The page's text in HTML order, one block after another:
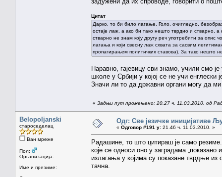
Цитат
Дарко, то би било лагање. Голо, очигледно,
остаје лаж, а ако би тако нешто тврдио и стварно,
стварно не знам коју другу реч употребити за опис
лагања и који свесну лаж схвата за сасвим
пропагирањем политичких ставова). За тако нешто
Наравно, гајевицу сви знамо, учили смо
школе у Србији у којој се не учи енглески
Значи ли то да државни органи могу да ми
« Задњи пут промењено: 20.27 ч. 11.03.2010. од
Belopoljanski
староседелац
Ван мреже
Пол:
Организација:
Име и презиме:
Одг: Све језичке иницијативе
« Одговор #191 у: 21.46 ч. 11.03.2010. »
Радашине, то што цитираш је само
које се односи оно у заградама „показано
излагања у којима су показане тврдње из
тачна.